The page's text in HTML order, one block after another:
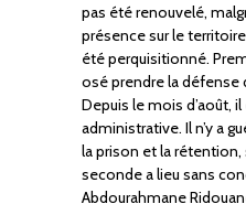
pas été renouvelé,
présence sur le
été perquisitionné.
osé prendre la défense
Depuis le mois d’août,
administrative. Il n’y a
la prison et la rétention,
seconde a lieu sans
Abdourahmane